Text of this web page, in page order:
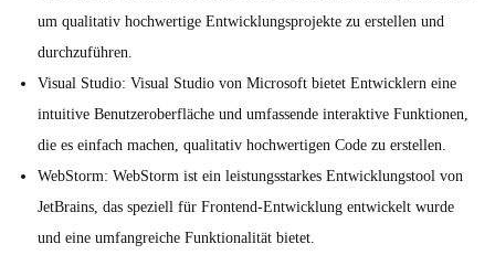
um qualitativ hochwertige Entwicklungsprojekte zu erstellen und
durchzuführen.
Visual Studio: Visual Studio von Microsoft bietet Entwicklern eine
intuitive Benutzeroberfläche und umfassende interaktive Funktionen,
die es einfach machen, qualitativ hochwertigen Code zu erstellen.
WebStorm: WebStorm ist ein leistungsstarkes Entwicklungstool von
JetBrains, das speziell für Frontend-Entwicklung entwickelt wurde
und eine umfangreiche Funktionalität bietet.